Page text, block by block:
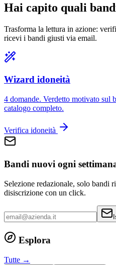
Hai capito quali
Trasforma la lettura in azione:
ricevi i bandi giusti via email.
Wizard idoneità
4 domande. Verdetto motivato sul
catalogo completo.
Verifica idoneità
Bandi nuovi ogni
Selezione redazionale, solo bandi
disiscrizione con un click.
Esplora
Tutte →